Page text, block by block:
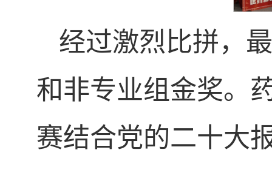
经过激烈比拼，
和非专业组金奖。
赛结合党的二十大